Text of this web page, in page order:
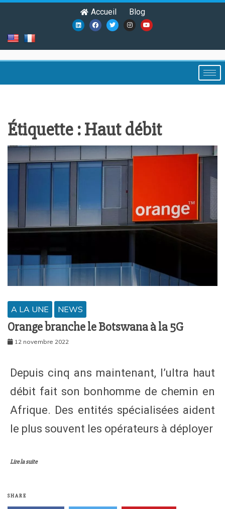
Accueil Blog
Étiquette :Haut débit
A LA UNE NEWS
Orange branche le Botswana à la 5G
12 novembre 2022
Depuis cinq ans maintenant, l’ultra haut
débit fait son bonhomme de chemin en
Afrique. Des entités spécialisées aident
le plus souvent les opérateurs à déployer
Lire la suite
SHARE